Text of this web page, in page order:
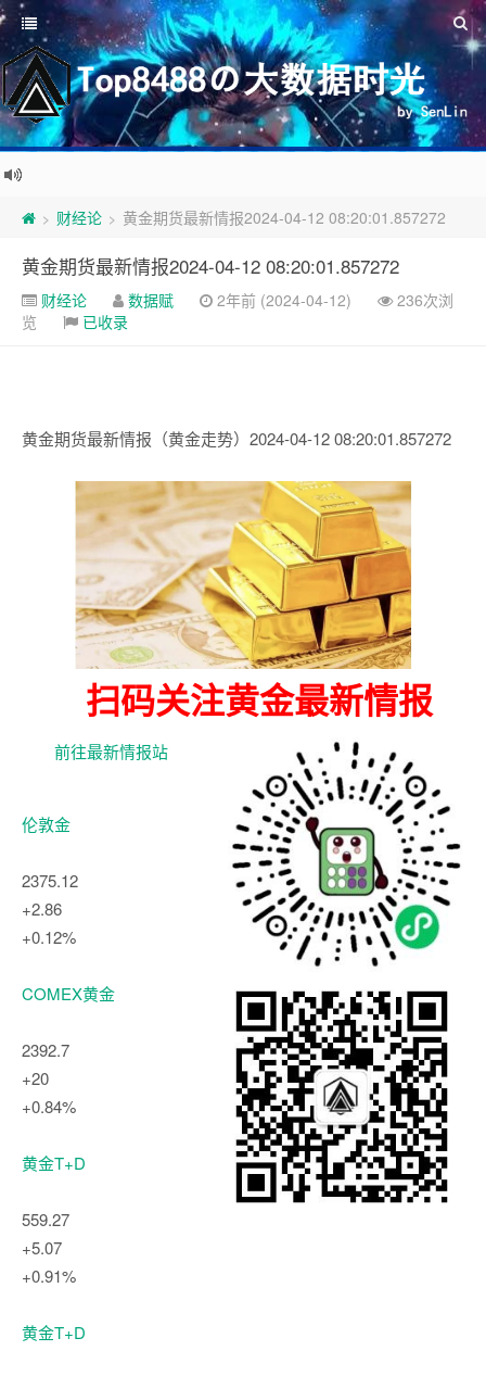
> 财经论 > 黄金期货最新情报2024-04-12 08:20:01.857272
黄金期货最新情报2024-04-12 08:20:01.857272
财经论 数据赋 2年前 (2024-04-12)
236次浏
览
已收录
黄金期货最新情报（黄金走势）2024-04-12 08:20:01.857272
扫码关注黄金最新情报
前往最新情报站
伦敦金
2375.12
+2.86
+0.12%
COMEX黄金
2392.7
+20
+0.84%
黄金T+D
559.27
+5.07
+0.91%
黄金T+D